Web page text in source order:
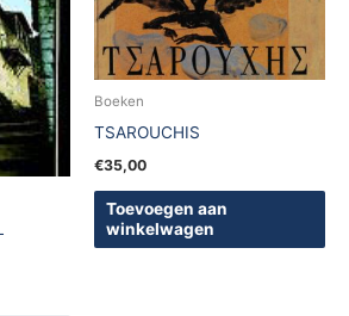
Boeken
TSAROUCHIS
€35,00
Toevoegen aan
winkelwagen